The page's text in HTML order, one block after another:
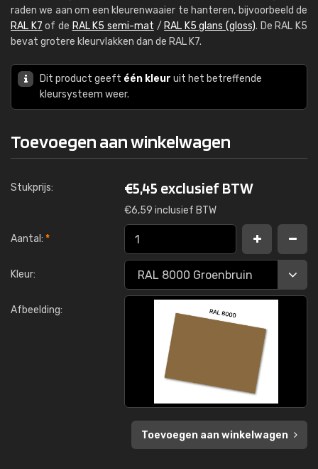
raden we aan om een kleurenwaaier te hanteren, bijvoorbeeld de
RAL K7 of de RAL K5 semi-mat / RAL K5 glans (gloss). De RAL K5
bevat grotere kleurvlakken dan de RAL K7.
Dit product geeft één kleur uit het betreffende
kleursysteem weer.
Toevoegen aan winkelwagen
Stukprijs: €5,45 exclusief BTW
€6,59 inclusief BTW
Aantal: *
Kleur:
Afbeelding:
Toevoegen aan winkelwagen